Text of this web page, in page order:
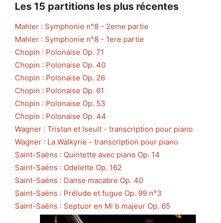
Les 15 partitions les plus récentes
Mahler : Symphonie n°8 - 2eme partie
Mahler : Symphonie n°8 - 1ere partie
Chopin : Polonaise Op. 71
Chopin : Polonaise Op. 40
Chopin : Polonaise Op. 26
Chopin : Polonaise Op. 61
Chopin : Polonaise Op. 53
Chopin : Polonaise Op. 44
Wagner : Tristan et Iseult - transcription pour piano
Wagner : La Walkyrie - transcription pour piano
Saint-Saëns : Quintette avec piano Op. 14
Saint-Saëns : Odelette Op. 162
Saint-Saëns : Danse macabre Op. 40
Saint-Saëns : Prélude et fugue Op. 99 n°3
Saint-Saëns : Septuor en Mi b majeur Op. 65